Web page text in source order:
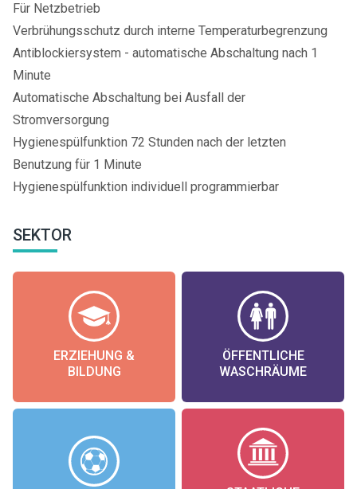
Für Netzbetrieb
Verbrühungsschutz durch interne Temperaturbegrenzung
Antiblockiersystem - automatische Abschaltung nach 1
Minute
Automatische Abschaltung bei Ausfall der
Stromversorgung
Hygienespülfunktion 72 Stunden nach der letzten
Benutzung für 1 Minute
Hygienespülfunktion individuell programmierbar
SEKTOR
ERZIEHUNG &
BILDUNG
ÖFFENTLICHE
WASCHRÄUME